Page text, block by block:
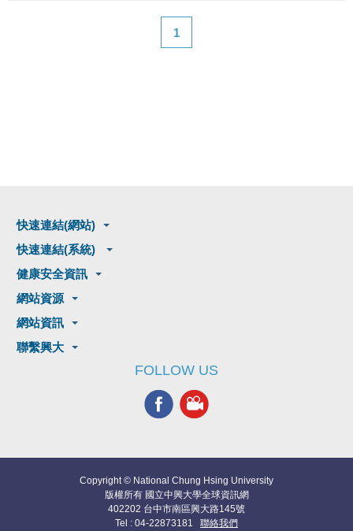
1
快速連結(網站)
快速連結(系統)
健康安全資訊
網站資源
網站資訊
聯繫興大
FOLLOW US
Copyright © National Chung Hsing University
版權所有 國立中興大學全球資訊網
402202 台中市南區興大路145號
Tel : 04-22873181 聯絡我們